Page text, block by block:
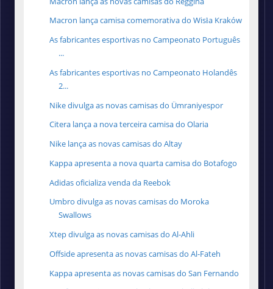
Macron lança camisa comemorativa do Wisła Kraków
As fabricantes esportivas no Campeonato Português
...
As fabricantes esportivas no Campeonato Holandês
2...
Nike divulga as novas camisas do Ümraniyespor
Citera lança a nova terceira camisa do Olaria
Nike lança as novas camisas do Altay
Kappa apresenta a nova quarta camisa do Botafogo
Adidas oficializa venda da Reebok
Umbro divulga as novas camisas do Moroka
Swallows
Xtep divulga as novas camisas do Al-Ahli
Offside apresenta as novas camisas do Al-Fateh
Kappa apresenta as novas camisas do San Fernando